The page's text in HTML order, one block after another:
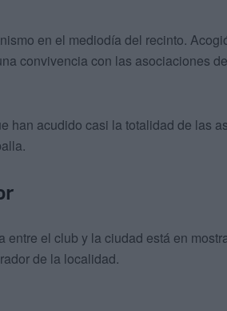
en el mediodía del recinto.
convivencia con las asociaciones
han acudido casi la totalidad de las
el club y la ciudad está en
de la localidad.